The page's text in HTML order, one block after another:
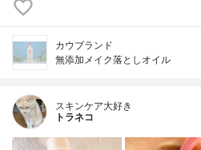
カウブランド
無添加メイク落としオイル
スキンケア大好き
トラネコ